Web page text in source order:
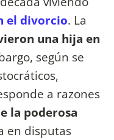
el divorcio. La
una hija en
según se
a razones
la poderosa
en disputas